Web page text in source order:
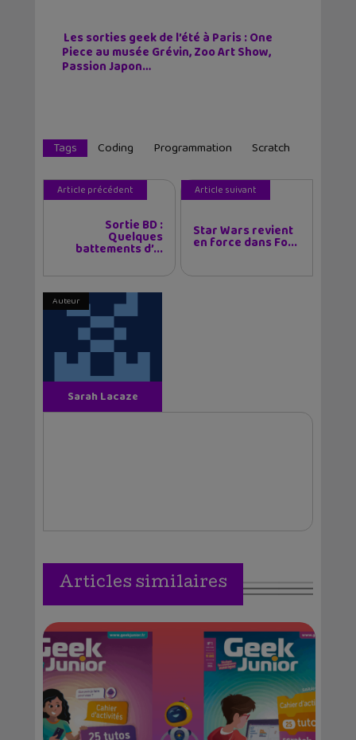
Les sorties geek de l’été à Paris : One
Piece au musée Grévin, Zoo Art Show,
Passion Japon…
Tags Coding Programmation Scratch
Article précédent
Sortie BD :
Quelques
battements d’...
Article suivant
Star Wars revient
en force dans Fo...
Auteur
Sarah Lacaze
Articles similaires